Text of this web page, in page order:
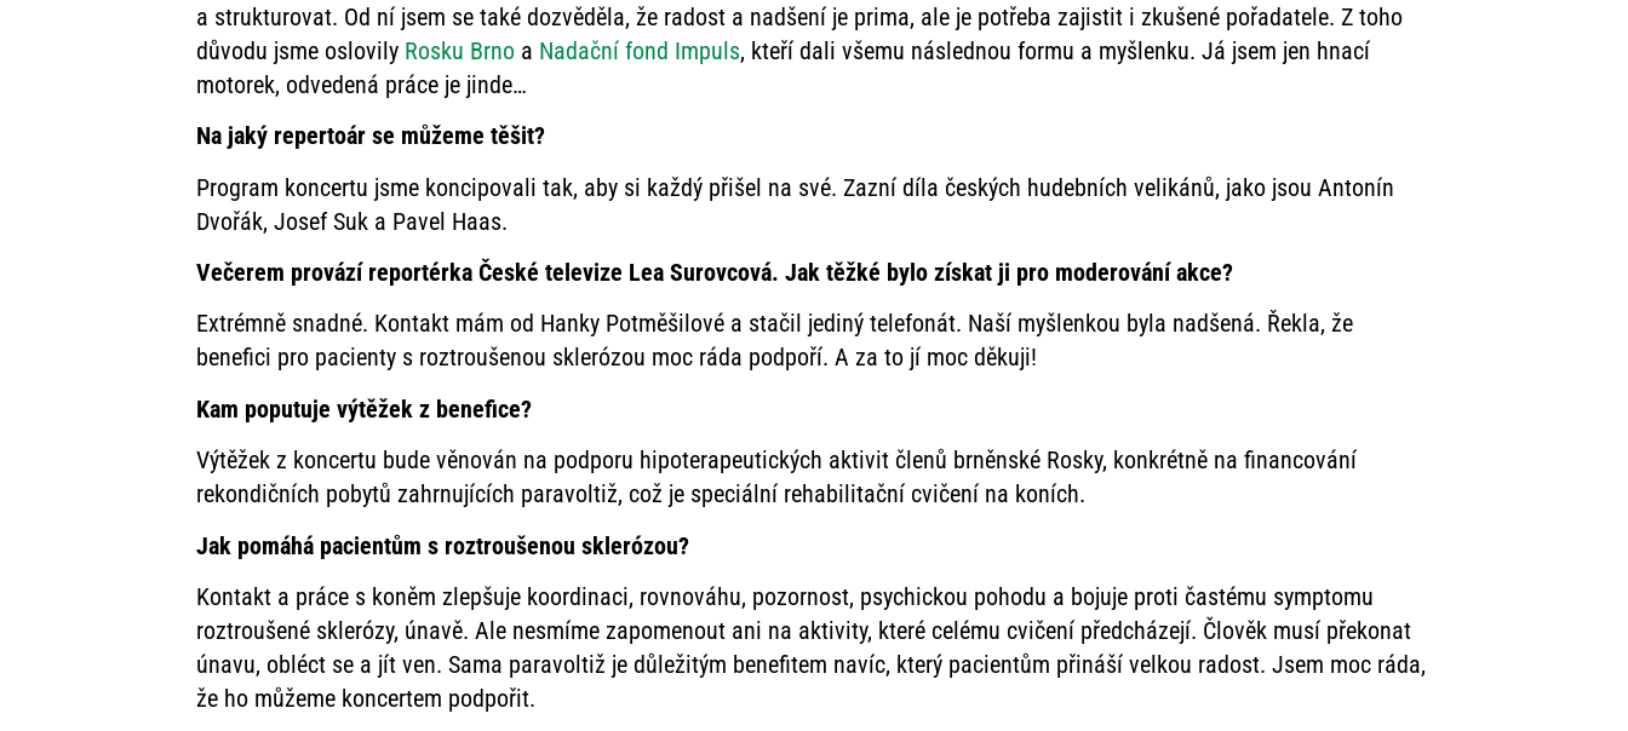
a strukturovat. Od ní jsem se také dozvěděla, že radost a nadšení je prima, ale je potřeba zajistit i zkušené pořadatele. Z toho
důvodu jsme oslovily Rosku Brno a Nadační fond Impuls, kteří dali všemu následnou formu a myšlenku. Já jsem jen hnací
motorek, odvedená práce je jinde…
Na jaký repertoár se můžeme těšit?
Program koncertu jsme koncipovali tak, aby si každý přišel na své. Zazní díla českých hudebních velikánů, jako jsou Antonín
Dvořák, Josef Suk a Pavel Haas.
Večerem provází reportérka České televize Lea Surovcová. Jak těžké bylo získat ji pro moderování akce?
Extrémně snadné. Kontakt mám od Hanky Potměšilové a stačil jediný telefonát. Naší myšlenkou byla nadšená. Řekla, že
benefici pro pacienty s roztroušenou sklerózou moc ráda podpoří. A za to jí moc děkuji!
Kam poputuje výtěžek z benefice?
Výtěžek z koncertu bude věnován na podporu hipoterapeutických aktivit členů brněnské Rosky, konkrétně na financování
rekondičních pobytů zahrnujících paravoltiž, což je speciální rehabilitační cvičení na koních.
Jak pomáhá pacientům s roztroušenou sklerózou?
Kontakt a práce s koněm zlepšuje koordinaci, rovnováhu, pozornost, psychickou pohodu a bojuje proti častému symptomu
roztroušené sklerózy, únavě. Ale nesmíme zapomenout ani na aktivity, které celému cvičení předcházejí. Člověk musí překonat
únavu, obléct se a jít ven. Sama paravoltiž je důležitým benefitem navíc, který pacientům přináší velkou radost. Jsem moc ráda,
že ho můžeme koncertem podpořit.